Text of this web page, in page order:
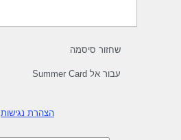
שחזור סיסמה
עבור אל Summer Card
הצהרת נגישות